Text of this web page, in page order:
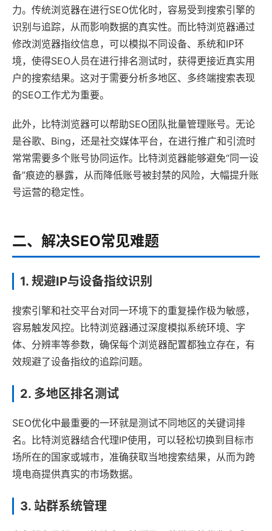
力。传统浏览器在进行SEO优化时，容易受到搜索引擎的
识别与追踪，从而影响数据的真实性。而比特浏览器通过
修改浏览器指纹信息，可以模拟不同设备、系统和IP环
境，使得SEO人员在进行排名测试时，获得更接近真实用
户的搜索结果。这对于需要分析多地区、多终端搜索表现
的SEO工作尤为重要。
此外，比特浏览器可以帮助SEO团队批量管理账号。无论
是谷歌、Bing，还是社交媒体平台，在进行推广和引流时
常常需要多个账号协同运作。比特浏览器能够避免“同一设
备”痕迹的暴露，从而降低账号被封禁的风险，大幅提升账
号运营的稳定性。
二、解决SEO常见难题
1. 规避IP与设备指纹识别
搜索引擎和社交平台对同一环境下的重复操作极为敏感，
容易触发风控。比特浏览器通过深度模拟系统环境、字
体、分辨率等参数，确保每个浏览器配置都独立存在，有
效规避了设备指纹的追踪问题。
2. 多地区排名测试
SEO优化中最重要的一环就是测试不同地区的关键词排
名。比特浏览器结合代理IP使用，可以轻松切换到目标市
场所在的国家或城市，准确获取当地搜索结果，从而为跨
境电商提供真实的市场数据。
3. 站群系统管理